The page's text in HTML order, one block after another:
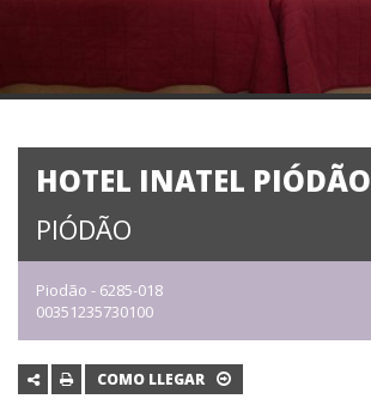
HOTEL INATEL PIÓDÃO
PIÓDÃO
Piodão - 6285-018
00351235730100
COMO LLEGAR